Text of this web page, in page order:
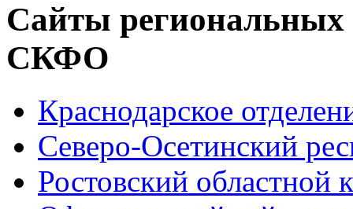
Сайты
СКФО
Краснодарское
Северо-Осетинский
Ростовский